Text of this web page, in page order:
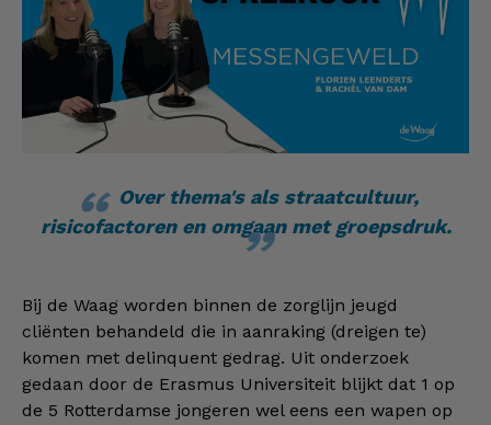
Over thema's als straatcultuur,
risicofactoren en omgaan met groepsdruk.
Bij de Waag worden binnen de zorglijn jeugd
cliënten behandeld die in aanraking (dreigen te)
komen met delinquent gedrag. Uit onderzoek
gedaan door de Erasmus Universiteit blijkt dat 1 op
de 5 Rotterdamse jongeren wel eens een wapen op